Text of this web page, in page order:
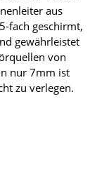
aus
fach geschirmt,
gewährleistet
von
nur 7mm ist
zu verlegen.